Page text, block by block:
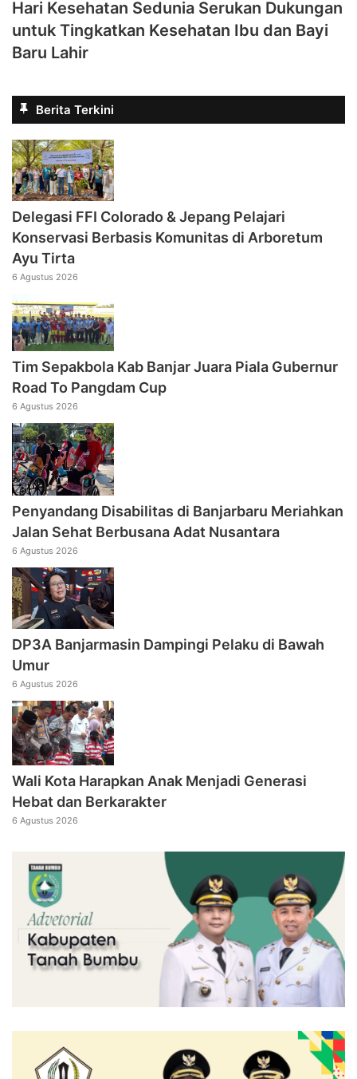
Hari Kesehatan Sedunia Serukan Dukungan
untuk Tingkatkan Kesehatan Ibu dan Bayi
Baru Lahir
Berita Terkini
Delegasi FFI Colorado & Jepang Pelajari
Konservasi Berbasis Komunitas di Arboretum
Ayu Tirta
6 Agustus 2026
Tim Sepakbola Kab Banjar Juara Piala Gubernur
Road To Pangdam Cup
6 Agustus 2026
Penyandang Disabilitas di Banjarbaru Meriahkan
Jalan Sehat Berbusana Adat Nusantara
6 Agustus 2026
DP3A Banjarmasin Dampingi Pelaku di Bawah
Umur
6 Agustus 2026
Wali Kota Harapkan Anak Menjadi Generasi
Hebat dan Berkarakter
6 Agustus 2026